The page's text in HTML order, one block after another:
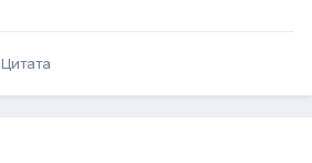
Цитата